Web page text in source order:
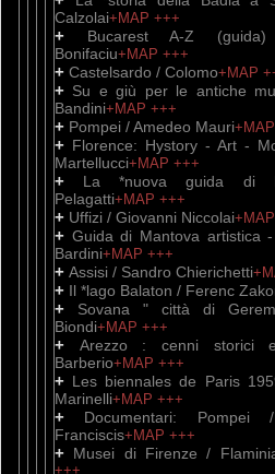
Calzolai+MAP +++
+
Bucarest A-Z
Bonifaciu+MAP +++
+ Castelsardo / Colomo+MAP
+ Su e giù per le antiche
Bandini+MAP +++
+ Pompei / Amedeo Mauri+MAP
+ Florence: Hystory - Art -
Martellucci+MAP +++
+ La *nuova guida di
Pelagatti+MAP +++
+ Uffizi / Giovanni Niccolai+MAP
+ Guida di Mantova artistica
Bardini+MAP +++
+ Assisi / Sandro Chierichetti
+ Il *lago Balaton / Ferenc
+ Sovana " città di
Biondi+MAP +++
+ Arezzo : cenni storici
Barberio+MAP +++
+ Les biennales de Paris
Marinelli+MAP +++
+ Documentari:
Franciscis+MAP +++
+ Musei di Firenze /
+++